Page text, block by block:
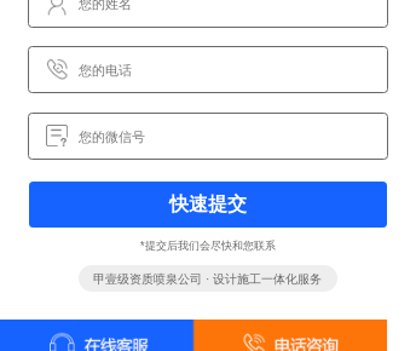
快速提交
*提交后我们会尽快和您联系
甲壹级资质喷泉公司 · 设计施工一体化服务